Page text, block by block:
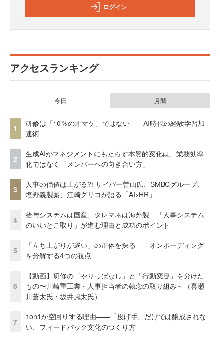
ログイン
アクセスランキング
今日 月間
1
研修は「10％のオマケ」ではない——AI時代の経験学習加
速術
2
生成AIがマネジメントにもたらす本質的変化は、業務効率
化ではなく「メンバーへの向き合い方」
3
人事の価値は上がる?! サイバー曽山氏、SMBCグループ、
塩野義製薬、江崎グリコが語る「AI×HR」
4
給与システムは国産、タレマネは海外製 「人事システム
のいいとこ取り」が進む理由と成功のポイント
5
「立ち上がりが遅い」の正体を探る——オンボーディング
を分解する4つの視点
6
【動画】研修の「やりっぱなし」と「行動変容」を分けた
もの〜川崎重工業・人事担当者の執念の取り組み～（喜瀬
川蒼太氏・坂井風太氏）
7
1on1が空回りする理由——「投げ手」だけでは醸成されな
い、フィードバック文化のつくり方